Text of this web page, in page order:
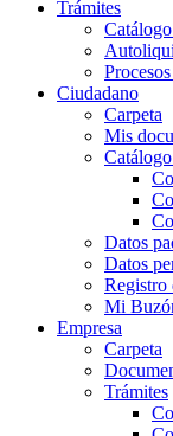
Trámites
Ciudadano
Carpeta
Mis
Datos
Datos
Registro
Mi
Empresa
Carpeta
Trámites